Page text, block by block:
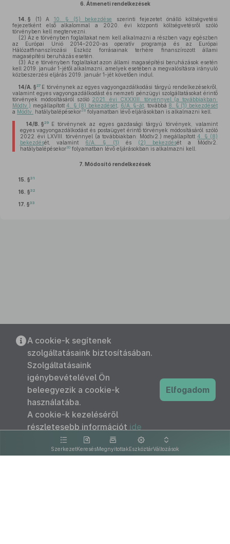
6. Átmeneti rendelkezések
14. § (1) A 10. § (5) bekezdése szerinti fejezetet önálló költségvetési
fejezetként első alkalommal a 2020. évi központi költségvetésről szóló
törvényben kell megtervezni.
(2) Az e törvényben foglaltakat nem kell alkalmazni a részben vagy egészben
az Európai Unió 2014–2020-as operatív programja és az Európai
Hálózatfinanszírozási Eszköz forrásainak terhére finanszírozott állami
magasépítési beruházás esetén.
(3) Az e törvényben foglaltakat azon állami magasépítési beruházások esetén
kell 2019. január 1-jétől alkalmazni, amelyek esetében a megvalósításra irányuló
közbeszerzési eljárás 2019. január 1-jét követően indul.
14/A. §27 E törvénynek az egyes vagyongazdálkodási tárgyú rendelkezésekről,
valamint egyes vagyongazdálkodást és nemzeti pénzügyi szolgáltatásokat érintő
törvények módosításáról szóló 2021. évi CXXXIII. törvénnyel (a továbbiakban:
Módtv.) megállapított4. § (8) bekezdését, 6/A. §-át , továbbá 8. § (1) bekezdését
a Módtv. hatálybalépésekor28 folyamatban lévő eljárásokban is alkalmazni kell.
14/B. §29
E törvénynek az egyes gazdasági tárgyú törvények, valamint
egyes vagyongazdálkodást és postaügyet érintő törvények módosításáról szóló
2022. évi LXVIII. törvénnyel (a továbbiakban: Módtv2.) megállapított4. § (8)
bekezdését, valamint 6/A. § (1) és (2) bekezdését a Módtv2.
hatálybalépésekor30folyamatban lévő eljárásokban is alkalmazni kell.
7. Módosító rendelkezések
15. §31
16. §32
17. §33
SzerkezetKeresésMegnyitottakEszköztárVáltozások
A cookie-k segítenek
szolgáltatásaink biztosításában.
Szolgáltatásaink
igénybevételével Ön
beleegyezik a cookie-k
használatába.
A cookie-k kezeléséről
részletesebb információt ide
kattintva olvashat.
Elfogadom